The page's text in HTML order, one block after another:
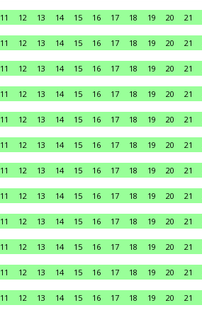
11 12 13 14 15 16 17 18 19 20 21
11 12 13 14 15 16 17 18 19 20 21
11 12 13 14 15 16 17 18 19 20 21
11 12 13 14 15 16 17 18 19 20 21
11 12 13 14 15 16 17 18 19 20 21
11 12 13 14 15 16 17 18 19 20 21
11 12 13 14 15 16 17 18 19 20 21
11 12 13 14 15 16 17 18 19 20 21
11 12 13 14 15 16 17 18 19 20 21
11 12 13 14 15 16 17 18 19 20 21
11 12 13 14 15 16 17 18 19 20 21
11 12 13 14 15 16 17 18 19 20 21